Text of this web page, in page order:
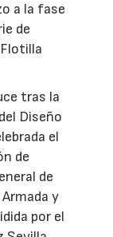
a la fase
de
tras la
Diseño
el
de
de
y
por el